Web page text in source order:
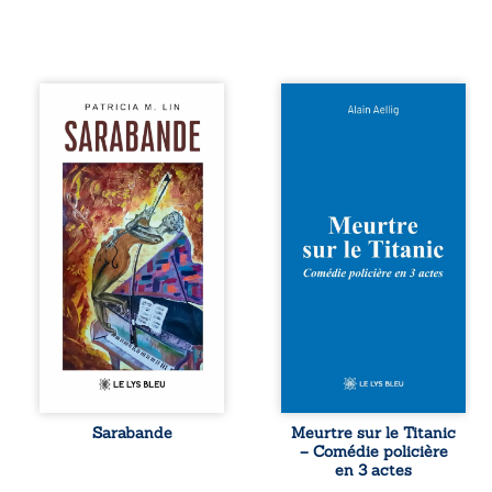
Aux chants
crépitants de l’été,
Sous le silence
ouaté de la neige
en hiver, Au cours
de nuits pâles,
Dans la clarté
bienveillante de la
lune, Rêves,
pensées, révoltes
et espoirs… Des
mots s’assemblent,
colorés, rebelles
aux règles de la
poésie, mais
chantant en
forment une
sarabande,
Sarabande
Et si le naufrage
en 1912, un
meurtre est
commis. Le drame
disparaît avec le
tard, la
l’épave fait
resurgir un secret
que l’on croyait
perdu. Dans un
Meurtre sur le Titanic
– Comédie policière
en 3 actes